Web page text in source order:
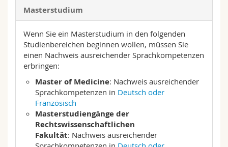
Masterstudium
Wenn Sie ein Masterstudium in den folgenden
Studienbereichen beginnen wollen, müssen Sie
einen Nachweis ausreichender Sprachkompetenzen
erbringen:
Master of Medicine: Nachweis ausreichender
Sprachkompetenzen in Deutsch oder
Französisch
Masterstudiengänge der
Rechtswissenschaftlichen
Fakultät: Nachweis ausreichender